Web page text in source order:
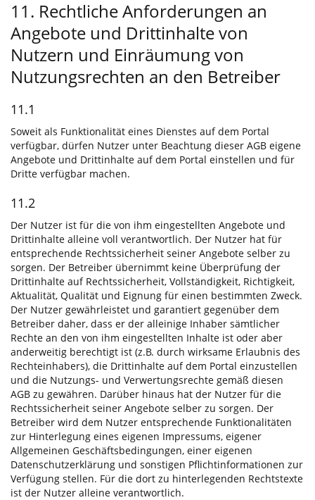
11. Rechtliche Anforderungen an
Angebote und Drittinhalte von
Nutzern und Einräumung von
Nutzungsrechten an den Betreiber
11.1
Soweit als Funktionalität eines Dienstes auf dem Portal
verfügbar, dürfen Nutzer unter Beachtung dieser AGB eigene
Angebote und Drittinhalte auf dem Portal einstellen und für
Dritte verfügbar machen.
11.2
Der Nutzer ist für die von ihm eingestellten Angebote und
Drittinhalte alleine voll verantwortlich. Der Nutzer hat für
entsprechende Rechtssicherheit seiner Angebote selber zu
sorgen. Der Betreiber übernimmt keine Überprüfung der
Drittinhalte auf Rechtssicherheit, Vollständigkeit, Richtigkeit,
Aktualität, Qualität und Eignung für einen bestimmten Zweck.
Der Nutzer gewährleistet und garantiert gegenüber dem
Betreiber daher, dass er der alleinige Inhaber sämtlicher
Rechte an den von ihm eingestellten Inhalte ist oder aber
anderweitig berechtigt ist (z.B. durch wirksame Erlaubnis des
Rechteinhabers), die Drittinhalte auf dem Portal einzustellen
und die Nutzungs- und Verwertungsrechte gemäß diesen
AGB zu gewähren. Darüber hinaus hat der Nutzer für die
Rechtssicherheit seiner Angebote selber zu sorgen. Der
Betreiber wird dem Nutzer entsprechende Funktionalitäten
zur Hinterlegung eines eigenen Impressums, eigener
Allgemeinen Geschäftsbedingungen, einer eigenen
Datenschutzerklärung und sonstigen Pflichtinformationen zur
Verfügung stellen. Für die dort zu hinterlegenden Rechtstexte
ist der Nutzer alleine verantwortlich.